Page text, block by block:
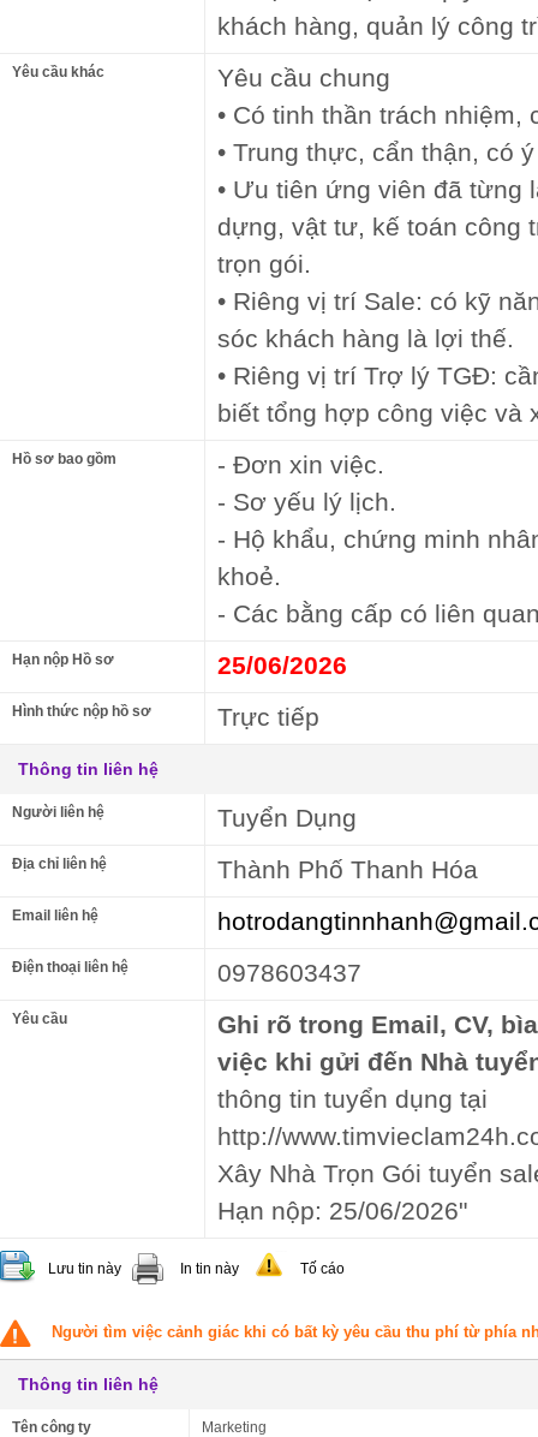
khách hàng, quản lý công
Yêu cầu khác
Yêu cầu chung
• Có tinh thần trách
• Trung thực, cẩn thận, có
• Ưu tiên ứng viên đã từng
dựng, vật tư, kế toán công
trọn gói.
• Riêng vị trí Sale: có kỹ
sóc khách hàng là lợi thế.
• Riêng vị trí Trợ lý TGĐ:
biết tổng hợp công việc và
Hồ sơ bao gồm
- Đơn xin việc.
- Sơ yếu lý lịch.
- Hộ khẩu, chứng minh
khoẻ.
- Các bằng cấp có liên
Hạn nộp Hồ sơ 25/06/2026
Hình thức nộp hồ sơ Trực tiếp
Thông tin liên hệ
Người liên hệ Tuyển Dụng
Địa chỉ liên hệ Thành Phố Thanh Hóa
Email liên hệ
Điện thoại liên hệ 0978603437
Yêu cầu
Ghi rõ trong Email, CV,
việc khi gửi đến Nhà
thông tin tuyển dụng tại
http://
Xây Nhà Trọn Gói tuyển
Hạn nộp: 25/06/2026"
Lưu tin này In tin này Tố cáo
Người tìm việc cảnh giác khi có bất kỳ yêu cầu thu phí từ phía
Thông tin liên hệ
Tên công ty Marketing